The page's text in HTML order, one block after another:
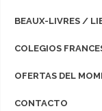
BEAUX-LIVRES /
COLEGIOS
OFERTAS DEL
CONTACTO